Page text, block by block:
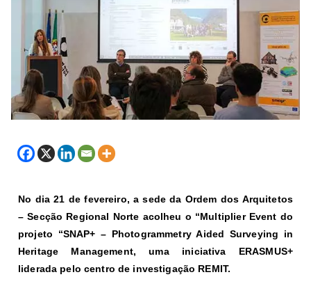
No dia 21 de fevereiro, a sede da Ordem dos Arquitetos
– Secção Regional Norte acolheu o “Multiplier Event do
projeto “SNAP+ – Photogrammetry Aided Surveying in
Heritage Management, uma iniciativa ERASMUS+
liderada pelo centro de investigação REMIT.